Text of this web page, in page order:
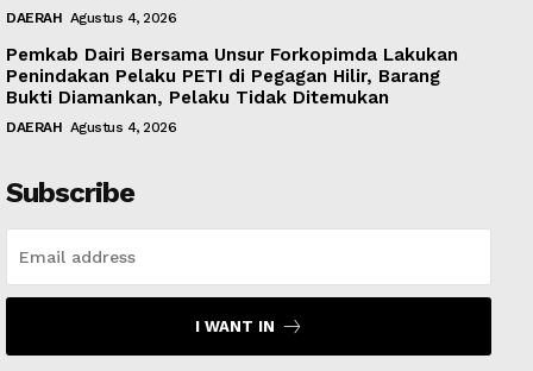
DAERAH Agustus 4, 2026
Pemkab Dairi Bersama Unsur Forkopimda Lakukan
Penindakan Pelaku PETI di Pegagan Hilir, Barang
Bukti Diamankan, Pelaku Tidak Ditemukan
DAERAH Agustus 4, 2026
Subscribe
I WANT IN